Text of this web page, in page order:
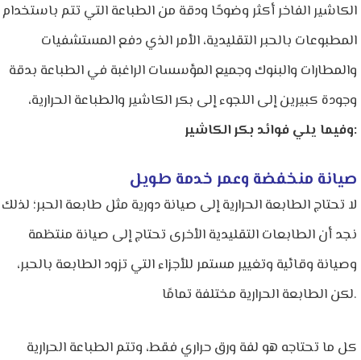
الكاشير الفاخر أكثر وضوحًا ودقة من الطباعة التي تتم باستخدام
المطبوعات بالحبر التقليدية، الأمر الذي دفع المستشفيات
والمطارات والبنوك وجميع المؤسسات الراغبة في الطباعة بدقة
وجودة كبيرين إلى اللجوء إلى بكر الكاشير والطباعة الحرارية،
وفيما يلي فوائد بكر الكاشير:
صيانة منخفضة وعمر خدمة طويل
لا تحتاج الطابعة الحرارية إلى صيانة دورية مثل طابعة الحبر؛ لذلك
نجد أن الطابعات التقليدية الأخرى تحتاج إلى صيانة منتظمة
وصيانة وقائية وتغيير مستمر للأجزاء التي تزود الطابعة بالحبر،
لكن الطابعة الحرارية مختلفة تمامًا.
كل ما تحتاجه هو لفة ورق حراري فقط، وتتم الطباعة الحرارية